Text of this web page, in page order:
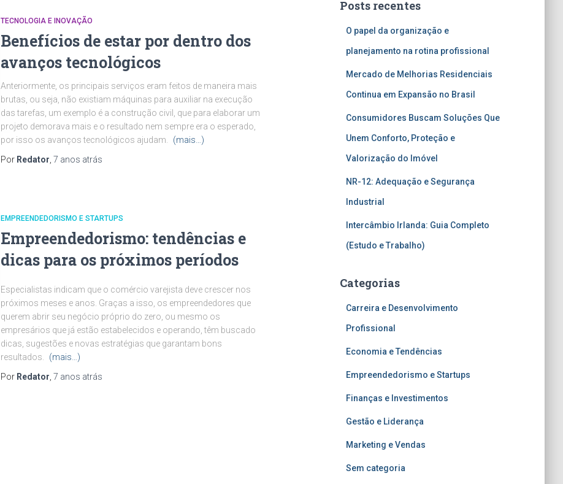
TECNOLOGIA E INOVAÇÃO
Benefícios de estar por dentro dos
avanços tecnológicos
Anteriormente, os principais serviços eram feitos de maneira mais
brutas, ou seja, não existiam máquinas para auxiliar na execução
das tarefas, um exemplo é a construção civil, que para elaborar um
projeto demorava mais e o resultado nem sempre era o esperado,
por isso os avanços tecnológicos ajudam.
(mais…)
Por Redator 7 anos atrás
EMPREENDEDORISMO E STARTUPS
Empreendedorismo: tendências e
dicas para os próximos períodos
Especialistas indicam que o comércio varejista deve crescer nos
próximos meses e anos. Graças a isso, os empreendedores que
querem abrir seu negócio próprio do zero, ou mesmo os
empresários que já estão estabelecidos e operando, têm buscado
dicas, sugestões e novas estratégias que garantam bons
resultados.
(mais…)
Por Redator 7 anos atrás
Posts recentes
O papel da organização e
planejamento na rotina profissional
Mercado de Melhorias Residenciais
Continua em Expansão no Brasil
Consumidores Buscam Soluções Que
Unem Conforto, Proteção e
Valorização do Imóvel
NR-12: Adequação e Segurança
Industrial
Intercâmbio Irlanda: Guia Completo
(Estudo e Trabalho)
Categorias
Carreira e Desenvolvimento
Profissional
Economia e Tendências
Empreendedorismo e Startups
Finanças e Investimentos
Gestão e Liderança
Marketing e Vendas
Sem categoria